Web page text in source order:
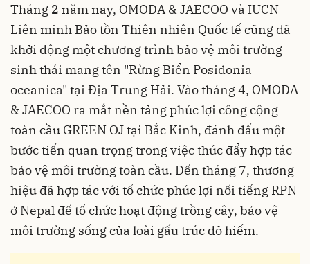
Tháng 2 năm nay, OMODA & JAECOO và IUCN -
Liên minh Bảo tồn Thiên nhiên Quốc tế cũng đã
khởi động một chương trình bảo vệ môi trường
sinh thái mang tên "Rừng Biển Posidonia
oceanica" tại Địa Trung Hải. Vào tháng 4, OMODA
& JAECOO ra mắt nền tảng phúc lợi công cộng
toàn cầu GREEN OJ tại Bắc Kinh, đánh dấu một
bước tiến quan trọng trong việc thúc đẩy hợp tác
bảo vệ môi trường toàn cầu. Đến tháng 7, thương
hiệu đã hợp tác với tổ chức phúc lợi nổi tiếng RPN
ở Nepal để tổ chức hoạt động trồng cây, bảo vệ
môi trường sống của loài gấu trúc đỏ hiếm.